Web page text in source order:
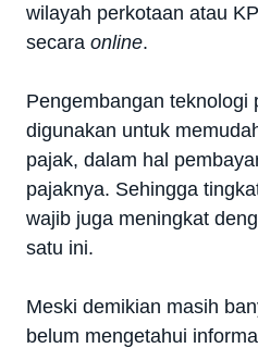
wilayah perkotaan atau
secara online.
Pengembangan teknologi
digunakan untuk
pajak, dalam hal
pajaknya. Sehingga
wajib juga meningkat
satu ini.
Meski demikian masih
belum mengetahui